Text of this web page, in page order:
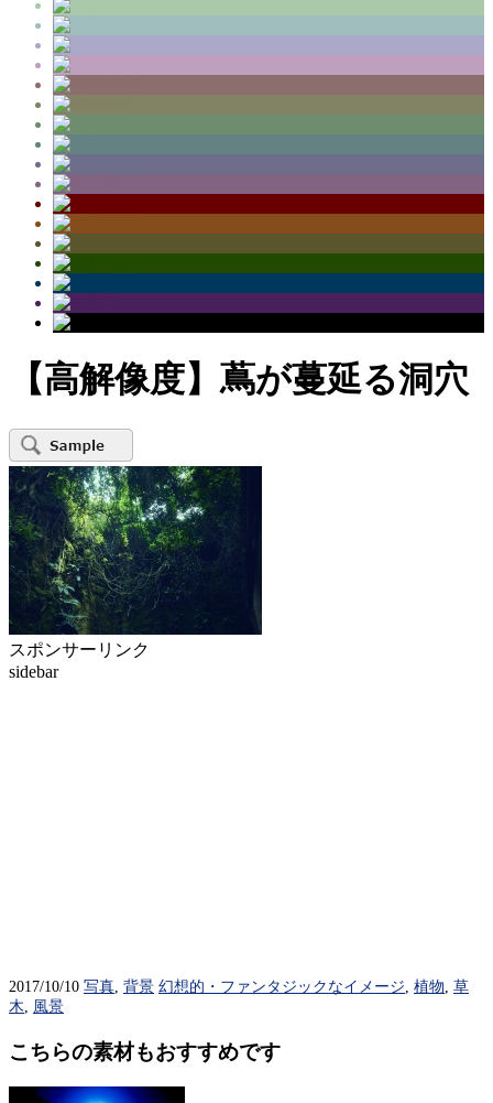
【高解像度】蔦が蔓延る洞穴
スポンサーリンク
sidebar
2017/10/10 写真 背景 幻想的・ファンタジックなイメージ 植物 草
木
風景
こちらの素材もおすすめです